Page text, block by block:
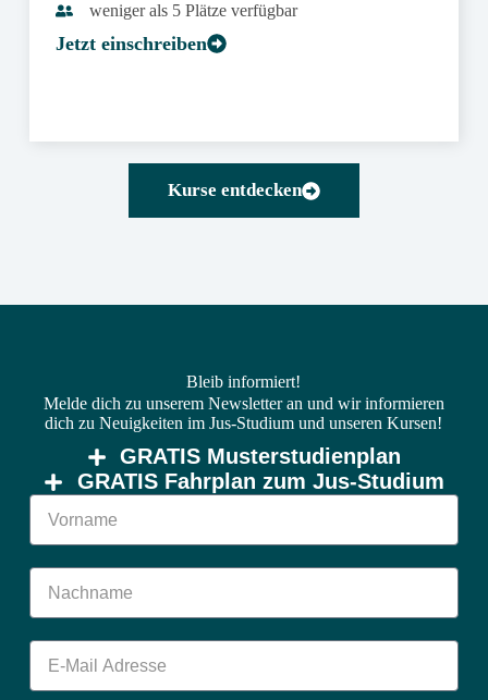
Jetzt einschreiben
weniger als 5 Plätze verfügbar
Kurse entdecken
Bleib informiert!
Melde dich zu unserem Newsletter an und wir informieren
dich zu Neuigkeiten im Jus-Studium und unseren Kursen!
GRATIS Musterstudienplan
GRATIS Fahrplan zum Jus-Studium